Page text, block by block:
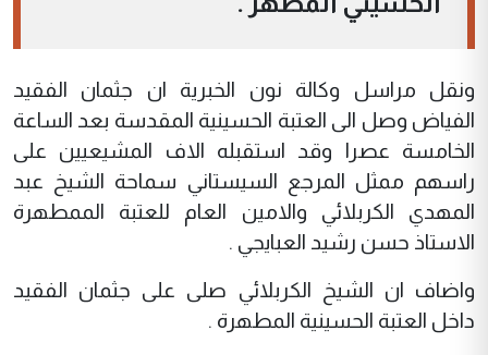
ونقل مراسل وكالة نون الخبرية ان جثمان الفقيد
الفياض وصل الى العتبة الحسينية المقدسة بعد الساعة
الخامسة عصرا وقد استقبله الاف المشيعيين على
راسهم ممثل المرجع السيستاني سماحة الشيخ عبد
المهدي الكربلائي والامين العام للعتبة الممطهرة
الاستاذ حسن رشيد العبايجي .
واضاف ان الشيخ الكربلائي صلى على جثمان الفقيد
داخل العتبة الحسينية المطهرة .